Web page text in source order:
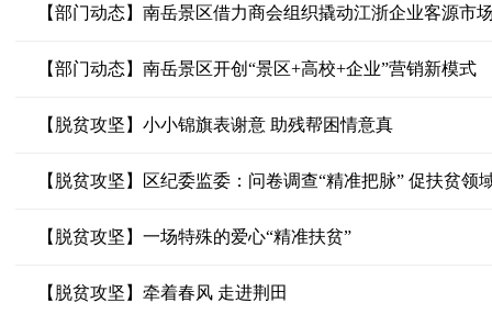
【部门动态】南岳景区借力商会组织撬动江浙企业客源市
【部门动态】南岳景区开创“景区+高校+企业”营销新模式
【脱贫攻坚】小小锦旗表谢意 助残帮困情意真
【脱贫攻坚】区纪委监委：问卷调查“精准把脉” 促扶贫领
【脱贫攻坚】一场特殊的爱心“精准扶贫”
【脱贫攻坚】牵着春风 走进荆田